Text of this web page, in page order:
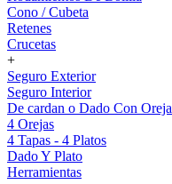
Cono / Cubeta
Retenes
Crucetas
+
Seguro Exterior
Seguro Interior
De cardan o Dado Con Oreja
4 Orejas
4 Tapas - 4 Platos
Dado Y Plato
Herramientas